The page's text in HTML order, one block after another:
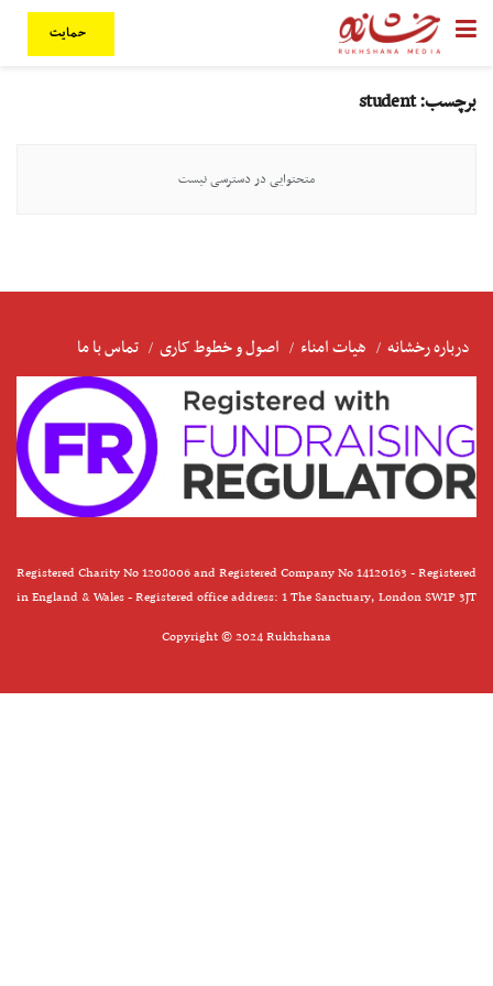
حمایت
برچسب:student
متحتوایی در دسترسی نیست
درباره رخشانه هیات امناء اصول و خطوط کاری تماس با ما
Registered Charity No 1208006 and Registered Company No 14120163 - Registered
in England & Wales - Registered office address: 1 The Sanctuary, London SW1P 3JT
Copyright © 2024 Rukhshana